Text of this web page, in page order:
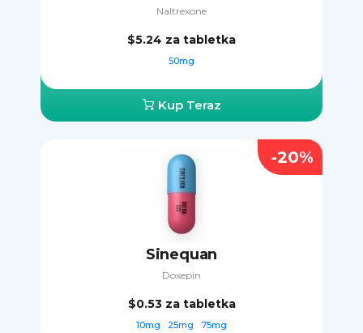
Naltrexone
$5.24 za tabletka
50mg
Kup Teraz
Sinequan
Doxepin
$0.53 za tabletka
10mg 25mg 75mg
-20%